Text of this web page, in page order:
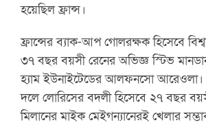
হয়েছিল ফ্রান্স।
ফ্রান্সের ব্যাক-আপ গোলরক্ষক হিসেবে
৩৭ বছর বয়সী রেনের অভিজ্ঞ স্টিভ
হ্যাম ইউনাইটেডের আলফনসো আরেওলা।
দলে লোরিসের বদলী হিসেবে ২৭ বছর
মিলানের মাইক মেইগন্যানেরই খেলার